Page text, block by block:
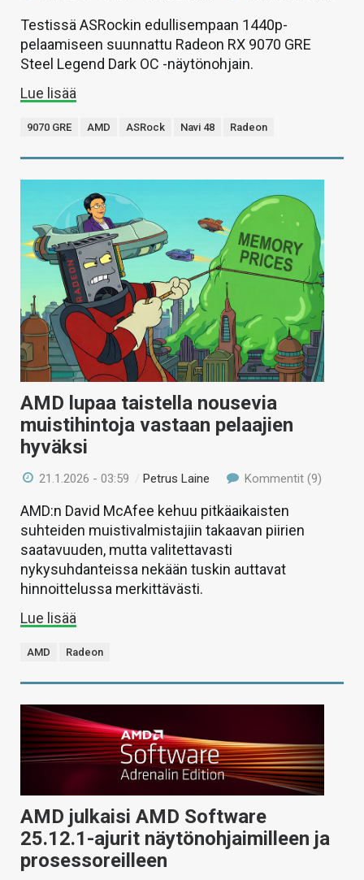
Testissä ASRockin edullisempaan 1440p-
pelaamiseen suunnattu Radeon RX 9070 GRE
Steel Legend Dark OC -näytönohjain.
Lue lisää
9070 GRE AMD ASRock Navi 48 Radeon
AMD lupaa taistella nousevia
muistihintoja vastaan pelaajien
hyväksi
21.1.2026 - 03:59 /Petrus Laine Kommentit (9)
AMD:n David McAfee kehuu pitkäaikaisten
suhteiden muistivalmistajiin takaavan piirien
saatavuuden, mutta valitettavasti
nykysuhdanteissa nekään tuskin auttavat
hinnoittelussa merkittävästi.
Lue lisää
AMD Radeon
AMD julkaisi AMD Software
25.12.1-ajurit näytönohjaimilleen ja
prosessoreilleen